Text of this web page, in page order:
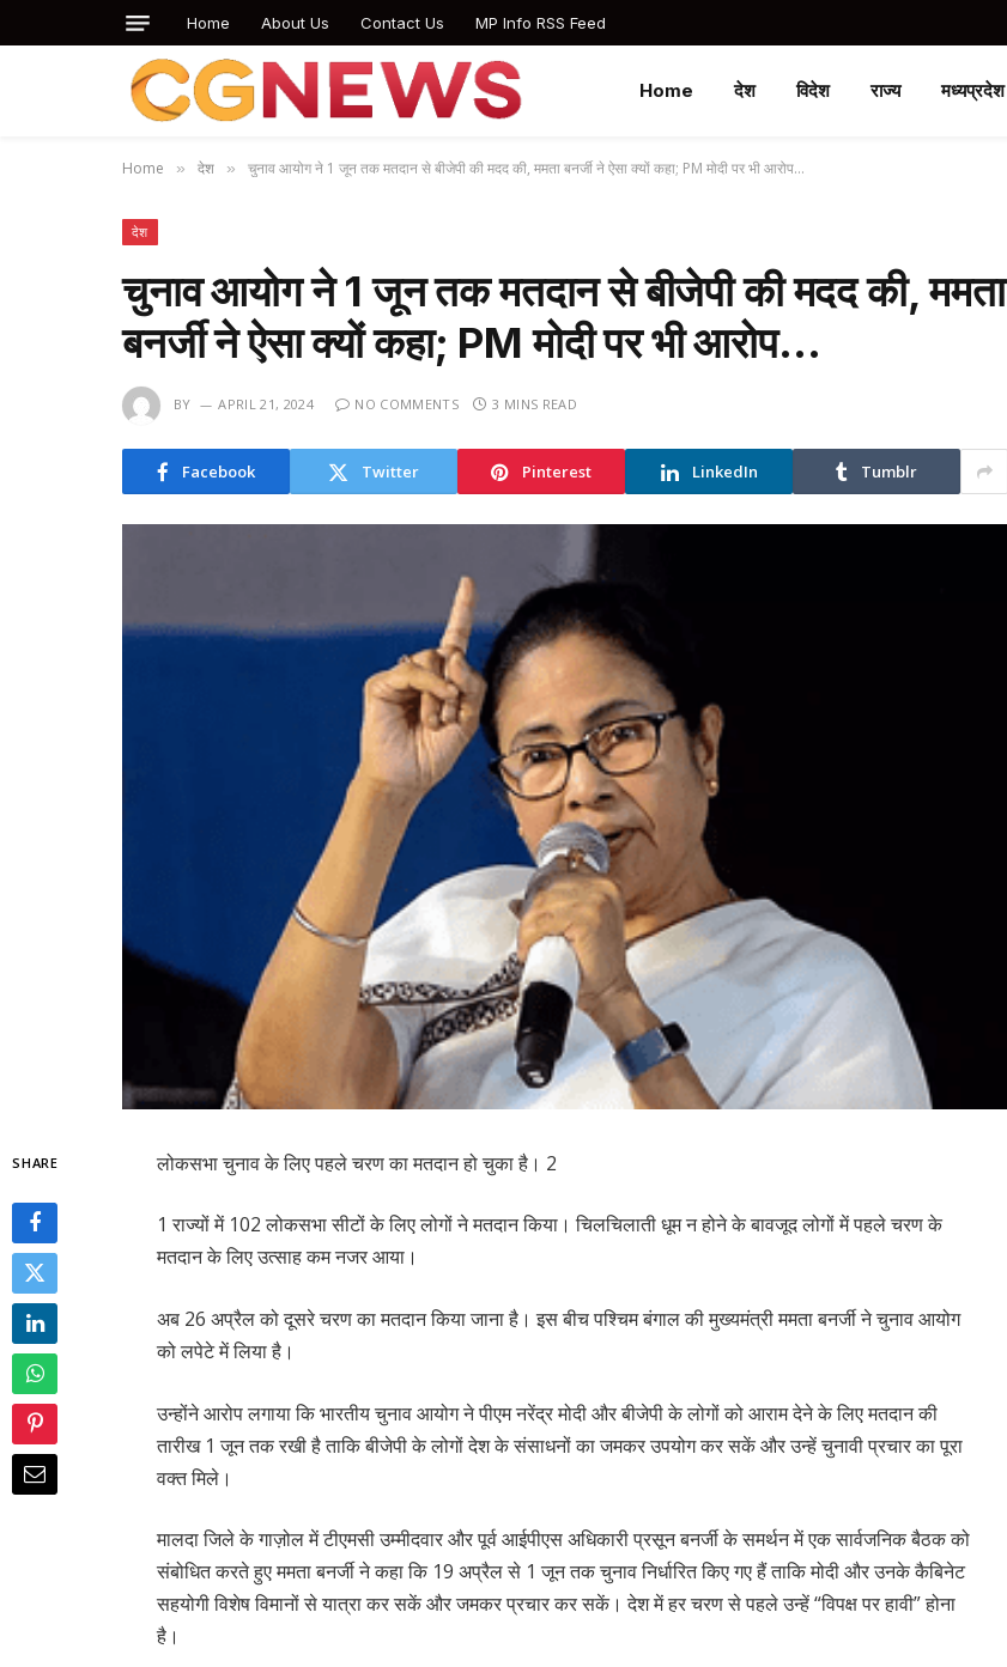
Home About Us Contact Us MP Info RSS Feed
Home देश विदेश राज्य मध्यप्रदेश
Home » देश » चुनाव आयोग ने 1 जून तक मतदान से बीजेपी की मदद की, ममता बनर्जी ने ऐसा क्यों कहा; PM मोदी पर भी आरोप…
देश
चुनाव आयोग ने 1 जून तक मतदान से बीजेपी की मदद की, ममता
बनर्जी ने ऐसा क्यों कहा; PM मोदी पर भी आरोप…
BY APRIL 21, 2024 NO COMMENTS 3 MINS READ
Facebook Twitter Pinterest LinkedIn Tumblr
SHARE लोकसभा चुनाव के लिए पहले चरण का मतदान हो चुका है। 2
1 राज्यों में 102 लोकसभा सीटों के लिए लोगों ने मतदान किया। चिलचिलाती धूम न होने के बावजूद लोगों में पहले चरण के
मतदान के लिए उत्साह कम नजर आया।
अब 26 अप्रैल को दूसरे चरण का मतदान किया जाना है। इस बीच पश्चिम बंगाल की मुख्यमंत्री ममता बनर्जी ने चुनाव आयोग
को लपेटे में लिया है।
उन्होंने आरोप लगाया कि भारतीय चुनाव आयोग ने पीएम नरेंद्र मोदी और बीजेपी के लोगों को आराम देने के लिए मतदान की
तारीख 1 जून तक रखी है ताकि बीजेपी के लोगों देश के संसाधनों का जमकर उपयोग कर सकें और उन्हें चुनावी प्रचार का पूरा
वक्त मिले।
मालदा जिले के गाज़ोल में टीएमसी उम्मीदवार और पूर्व आईपीएस अधिकारी प्रसून बनर्जी के समर्थन में एक सार्वजनिक बैठक को
संबोधित करते हुए ममता बनर्जी ने कहा कि 19 अप्रैल से 1 जून तक चुनाव निर्धारित किए गए हैं ताकि मोदी और उनके कैबिनेट
सहयोगी विशेष विमानों से यात्रा कर सकें और जमकर प्रचार कर सकें। देश में हर चरण से पहले उन्हें “विपक्ष पर हावी” होना
है।